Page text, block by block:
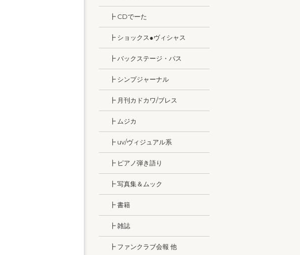
┣ CDでーた
┣ ショックス●ヴィシャス
┣ バックステージ・パス
┣ シンプジャーナル
┣ 月刊カドカワ/ブレス
┣ ムジカ
┣ uv/ヴィジュアル系
┣ ピアノ弾き語り
┣ 写真集＆ムック
┣ 書籍
┣ 雑誌
┣ ファンクラブ会報 他